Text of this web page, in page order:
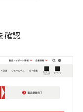
確認